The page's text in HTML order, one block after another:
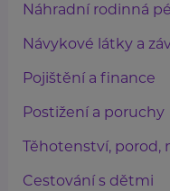
Náhradní rodinná
Návykové látky a
Pojištění a finance
Postižení a poruchy
Těhotenství, porod,
Cestování s dětmi